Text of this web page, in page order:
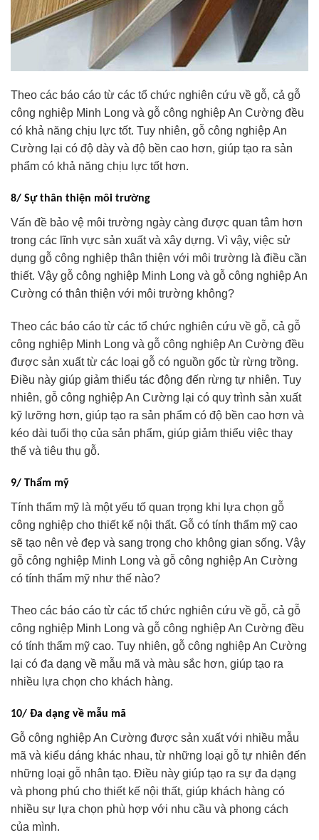
Theo các báo cáo từ các tổ chức nghiên cứu về gỗ, cả gỗ
công nghiệp Minh Long và gỗ công nghiệp An Cường đều
có khả năng chịu lực tốt. Tuy nhiên, gỗ công nghiệp An
Cường lại có độ dày và độ bền cao hơn, giúp tạo ra sản
phẩm có khả năng chịu lực tốt hơn.
8/ Sự thân thiện môi trường
Vấn đề bảo vệ môi trường ngày càng được quan tâm hơn
trong các lĩnh vực sản xuất và xây dựng. Vì vậy, việc sử
dụng gỗ công nghiệp thân thiện với môi trường là điều cần
thiết. Vậy gỗ công nghiệp Minh Long và gỗ công nghiệp An
Cường có thân thiện với môi trường không?
Theo các báo cáo từ các tổ chức nghiên cứu về gỗ, cả gỗ
công nghiệp Minh Long và gỗ công nghiệp An Cường đều
được sản xuất từ các loại gỗ có nguồn gốc từ rừng trồng.
Điều này giúp giảm thiểu tác động đến rừng tự nhiên. Tuy
nhiên, gỗ công nghiệp An Cường lại có quy trình sản xuất
kỹ lưỡng hơn, giúp tạo ra sản phẩm có độ bền cao hơn và
kéo dài tuổi thọ của sản phẩm, giúp giảm thiểu việc thay
thế và tiêu thụ gỗ.
9/ Thẩm mỹ
Tính thẩm mỹ là một yếu tố quan trọng khi lựa chọn gỗ
công nghiệp cho thiết kế nội thất. Gỗ có tính thẩm mỹ cao
sẽ tạo nên vẻ đẹp và sang trọng cho không gian sống. Vậy
gỗ công nghiệp Minh Long và gỗ công nghiệp An Cường
có tính thẩm mỹ như thế nào?
Theo các báo cáo từ các tổ chức nghiên cứu về gỗ, cả gỗ
công nghiệp Minh Long và gỗ công nghiệp An Cường đều
có tính thẩm mỹ cao. Tuy nhiên, gỗ công nghiệp An Cường
lại có đa dạng về mẫu mã và màu sắc hơn, giúp tạo ra
nhiều lựa chọn cho khách hàng.
10/ Đa dạng về mẫu mã
Gỗ công nghiệp An Cường được sản xuất với nhiều mẫu
mã và kiểu dáng khác nhau, từ những loại gỗ tự nhiên đến
những loại gỗ nhân tạo. Điều này giúp tạo ra sự đa dạng
và phong phú cho thiết kế nội thất, giúp khách hàng có
nhiều sự lựa chọn phù hợp với nhu cầu và phong cách
của mình.